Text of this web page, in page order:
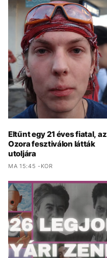
Eltűnt egy 21 éves fiatal, az
Ozora fesztiválon látták
utoljára
MA 15:45 -KOR